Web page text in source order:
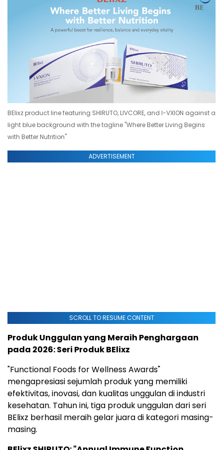
BElixz product line featuring SHIRUTO, LIVCORE, and I-VXION against a
light blue background with the tagline "Where Better Living Begins
with Better Nutrition"
ADVERTISEMENT
SCROLL TO RESUME CONTENT
Produk Unggulan yang Meraih Penghargaan
pada 2026: Seri Produk BElixz
"Functional Foods for Wellness Awards"
mengapresiasi sejumlah produk yang memiliki
efektivitas, inovasi, dan kualitas unggulan di industri
kesehatan. Tahun ini, tiga produk unggulan dari seri
BElixz berhasil meraih gelar juara di kategori masing-
masing.